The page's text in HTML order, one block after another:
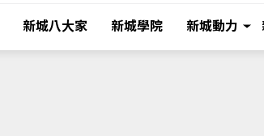
新城八大家 新城學院 新城動力